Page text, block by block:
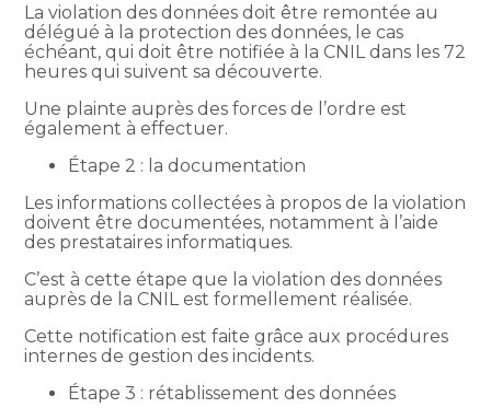
La violation des données doit être remontée au
délégué à la protection des données, le cas
échéant, qui doit être notifiée à la CNIL dans les 72
heures qui suivent sa découverte.
Une plainte auprès des forces de l’ordre est
également à effectuer.
Étape 2 : la documentation
Les informations collectées à propos de la violation
doivent être documentées, notamment à l’aide
des prestataires informatiques.
C’est à cette étape que la violation des données
auprès de la CNIL est formellement réalisée.
Cette notification est faite grâce aux procédures
internes de gestion des incidents.
Étape 3 : rétablissement des données